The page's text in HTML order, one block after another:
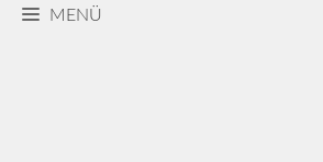
MENÜ